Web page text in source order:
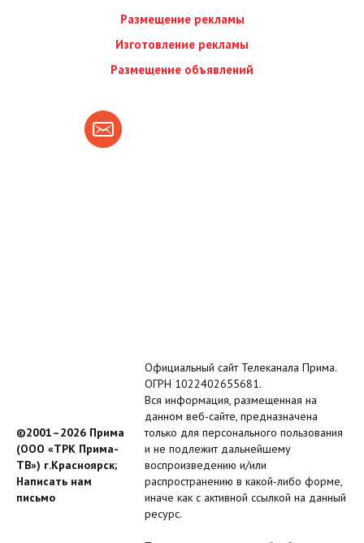
Размещение рекламы
Изготовление рекламы
Размещение объявлений
©2001–2026 Прима
(ООО «ТРК Прима-
ТВ») г.Красноярск;
Написать нам
письмо
Официальный сайт Телеканала Прима.
ОГРН 1022402655681.
Вся информация, размещенная на
данном веб-сайте, предназначена
только для персонального пользования
и не подлежит дальнейшему
воспроизведению и/или
распространению в какой-либо форме,
иначе как с активной ссылкой на данный
ресурс.